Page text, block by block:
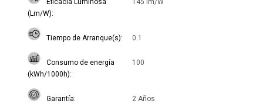
Eficacia Luminosa
(Lm/W)
145 lm/W
Tiempo de Arranque(s) 0.1
Consumo de energía
(kWh/1000h)
100
Garantía 2 Años